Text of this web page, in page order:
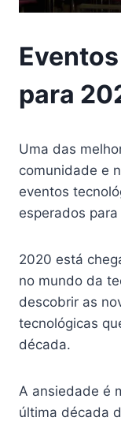
para
Uma das
comunidade e
eventos
esperados
2020 está
no mundo da
descobrir as
tecnológicas
década.
A ansiedade é
última década